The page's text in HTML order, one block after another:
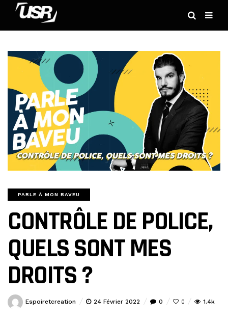
PARLE À MON BAVEU
CONTRÔLE DE POLICE,
QUELS SONT MES
DROITS ?
Espoiretcreation 24 Février 2022 0 0 1.4k